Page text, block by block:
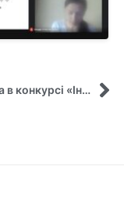
Перемога в конкурсі «Інновації ІКТ для сучасної освіти»!